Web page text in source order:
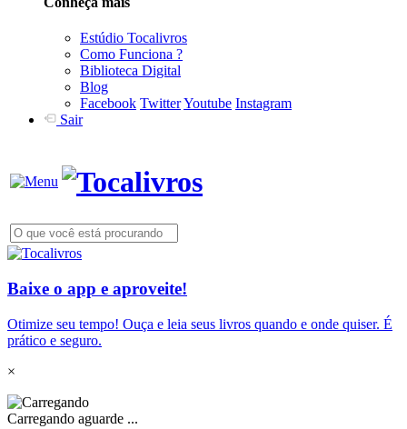
Estúdio Tocalivros
Como Funciona ?
Biblioteca Digital
Blog
Facebook TwitterYoutube Instagram
Sair
Baixe o app e aproveite!
Otimize seu tempo! Ouça e leia seus livros quando e onde quiser. É
prático e seguro.
×
Carregando aguarde ...